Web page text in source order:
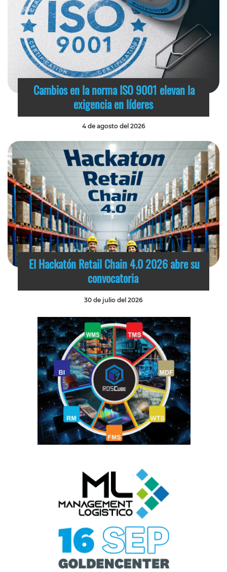
Cambios en la norma ISO 9001 elevan la
exigencia en líderes
4 de agosto del 2026
El Hackatón Retail Chain 4.0 2026 abre su
convocatoria
30 de julio del 2026